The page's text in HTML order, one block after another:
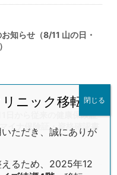
知らせ（8/11 山の日・
1日から従来の健康保険証
イナ保険証・資格確認書
リニック移転の
ただき、誠にありが
るため、2025年12
閉じる